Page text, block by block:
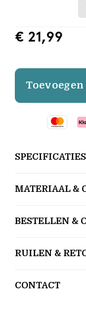
€ 21,99
SPECIFICATIES
MATERIAAL &
BESTELLEN &
RUILEN &
CONTACT